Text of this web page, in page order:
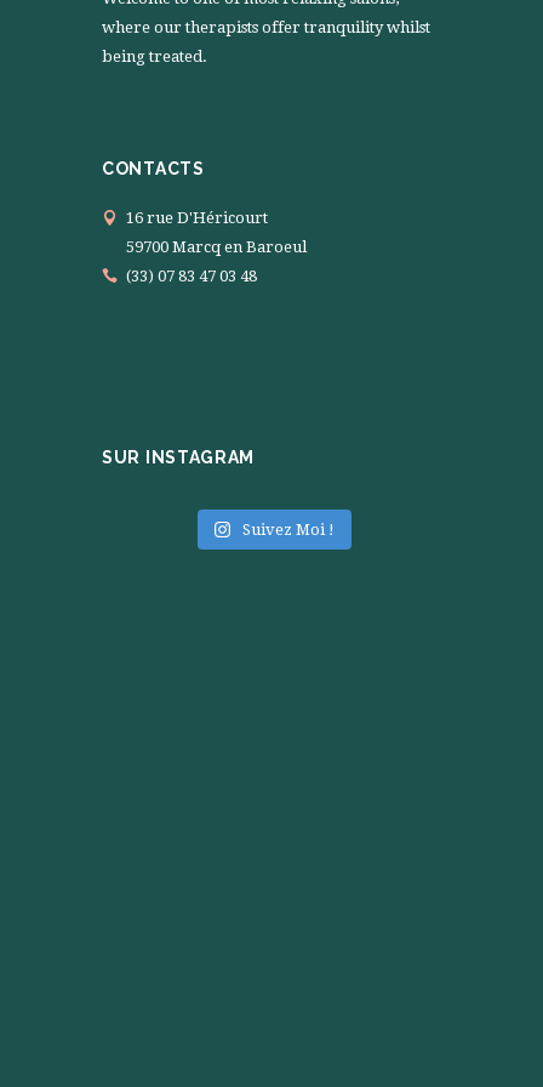
where our therapists offer tranquility whilst
being treated.
CONTACTS
16 rue D'Héricourt
59700 Marcq en Baroeul
(33) 07 83 47 03 48
SUR INSTAGRAM
Suivez Moi !